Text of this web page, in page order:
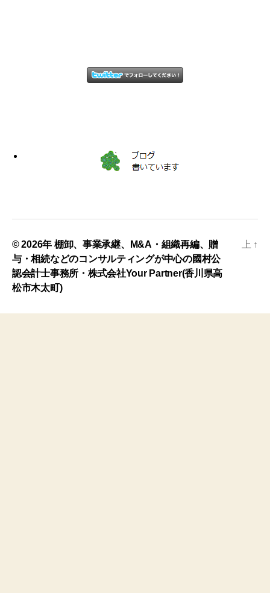
© 2026年 棚卸、事業承継、M&A・組織再編、贈
与・相続などのコンサルティングが中心の國村公
認会計士事務所・株式会社Your Partner(香川県高
松市木太町)
上 ↑